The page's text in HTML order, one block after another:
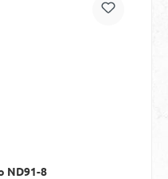
ND91-8